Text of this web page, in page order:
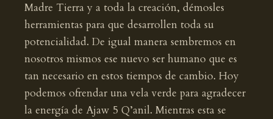
Madre Tierra y a toda la creación, démosles
herramientas para que desarrollen toda su
potencialidad. De igual manera sembremos en
nosotros mismos ese nuevo ser humano que es
tan necesario en estos tiempos de cambio. Hoy
podemos ofrendar una vela verde para agradecer
la energía de Ajaw 5 Q’anil. Mientras esta se